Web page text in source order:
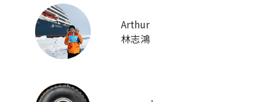
Arthur
林志鴻